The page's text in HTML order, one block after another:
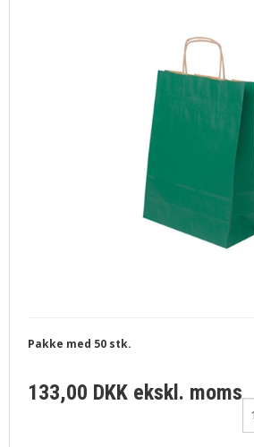
Pakke med 50 stk.
133,00 DKK ekskl. moms